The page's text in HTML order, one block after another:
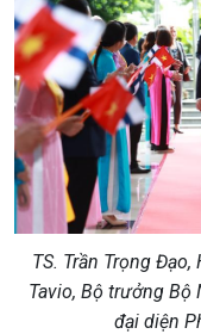
TS. Trần Trọng
Tavio, Bộ trưởng Bộ
đại diện